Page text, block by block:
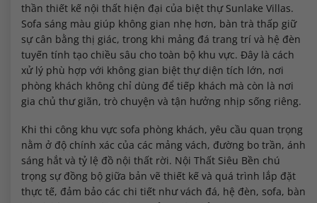
thần thiết kế nội thất hiện đại của biệt thự Sunlake Villas.
Sofa sáng màu giúp không gian nhẹ hơn, bàn trà thấp giữ
sự cân bằng thị giác, trong khi mảng đá trang trí và hệ đèn
tuyến tính tạo chiều sâu cho toàn bộ khu vực. Đây là cách
xử lý phù hợp với không gian biệt thự diện tích lớn, nơi
phòng khách không chỉ dùng để tiếp khách mà còn là nơi
gia chủ thư giãn, trò chuyện và tận hưởng nhịp sống riêng.
Khi thi công khu vực sofa phòng khách, yêu cầu quan trọng
nằm ở độ chính xác của các mảng vách, đường bo trần, ánh
sáng hắt và tỷ lệ đồ nội thất rời. Nội Thất Siêu Bền chú
trọng sự đồng bộ giữa bản vẽ thiết kế và quá trình lắp đặt
thực tế, đảm bảo các chi tiết như vách đá, hệ đèn, sofa, bàn